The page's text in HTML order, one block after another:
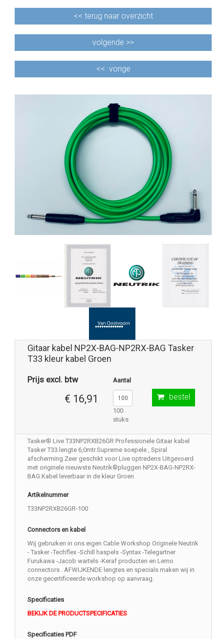
<< terug naar overzicht
volgende >>
<< vorige
Gitaar kabel NP2X-BAG-NP2RX-BAG Tasker
T33 kleur kabel Groen
Prijs excl. btw
€ 16,91
Aantal
100
stuks
bestel
Tasker® Live T33NP2RXB26GR Professionele Gitaar kabel
Tasker T33.lengte 6,0mtr.Supreme soepele , Spiral
afscherming.Zeer geschikt voor Live optredens Uitgevoerd
met originele nieuwste Neutrik®pluggen NP2X-BAG-NP2RX-
BAG.Kabel leverbaar in de kleur Groen
Artikelnummer
T33NP2RXB26GR-100
Connectors en kabel
Wij gebruiken in ons eigen Cable Workshop Originele Neutrik
- Tasker -Techflex -Schill haspels -Syntax -Telegartner
Furukawa -Jacob wartels -Keraf producten en Lemo
connectors . AFWIJKENDE lengtes en specials maken wij in
onze gecertificeerde workshop op aanvraag.
Specificaties
BEKIJK DE PRODUCTSPECIFICATIES
Specificaties PDF